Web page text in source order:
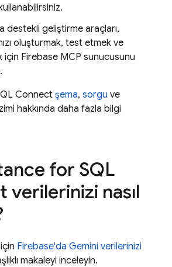
destekli geliştirme araçları,
oluşturmak, test etmek ve
için Firebase MCP sunucusunu
Connectşema, sorgu ve
hakkında daha fazla bilgi
for SQL
verilerinizi nasıl
Firebase'da Gemini verilerinizi
makaleyi inceleyin.